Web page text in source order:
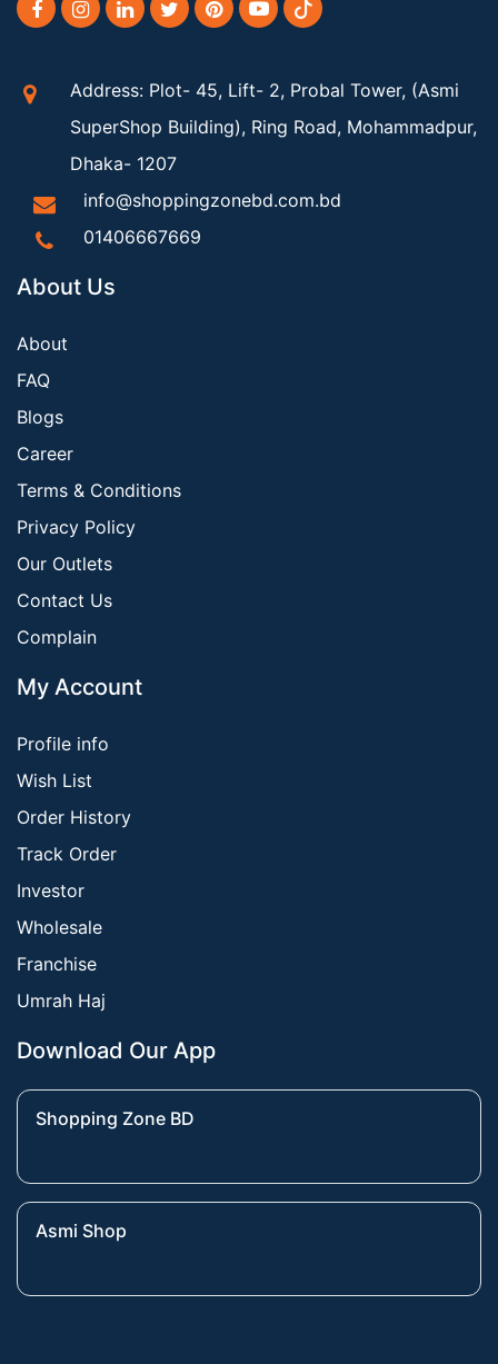
Address: Plot- 45, Lift- 2, Probal Tower, (Asmi
SuperShop Building), Ring Road, Mohammadpur,
Dhaka- 1207
info@shoppingzonebd.com.bd
01406667669
About Us
About
FAQ
Blogs
Career
Terms & Conditions
Privacy Policy
Our Outlets
Contact Us
Complain
My Account
Profile info
Wish List
Order History
Track Order
Investor
Wholesale
Franchise
Umrah Haj
Download Our App
Shopping Zone BD
Asmi Shop